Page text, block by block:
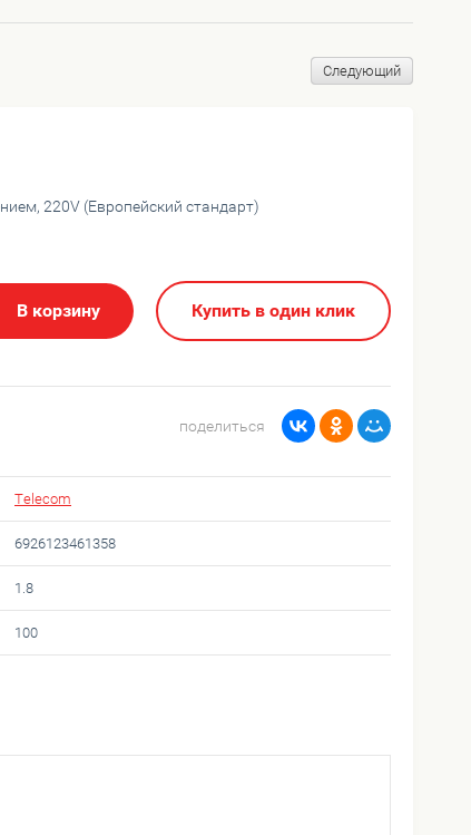
Следующий
220V (Европейский стандарт)
В корзину Купить в один клик
поделиться
Telecom
6926123461358
1.8
100